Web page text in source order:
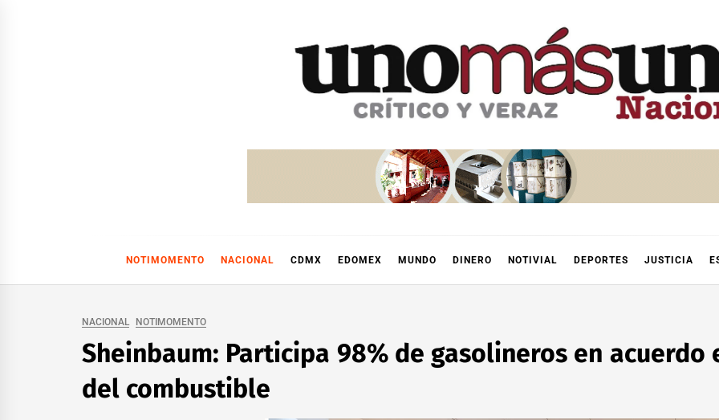
NOTIMOMENTO NACIONAL CDMX EDOMEX MUNDO DINERO NOTIVIAL DEPORTES JUSTICIA
NACIONAL NOTIMOMENTO
Sheinbaum: Participa 98% de gasolineros en
del combustible